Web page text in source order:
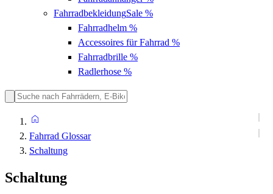
FahrradbekleidungSale %
Fahrradhelm %
Accessoires für Fahrrad %
Fahrradbrille %
Radlerhose %
Fahrrad Glossar
Schaltung
Schaltung